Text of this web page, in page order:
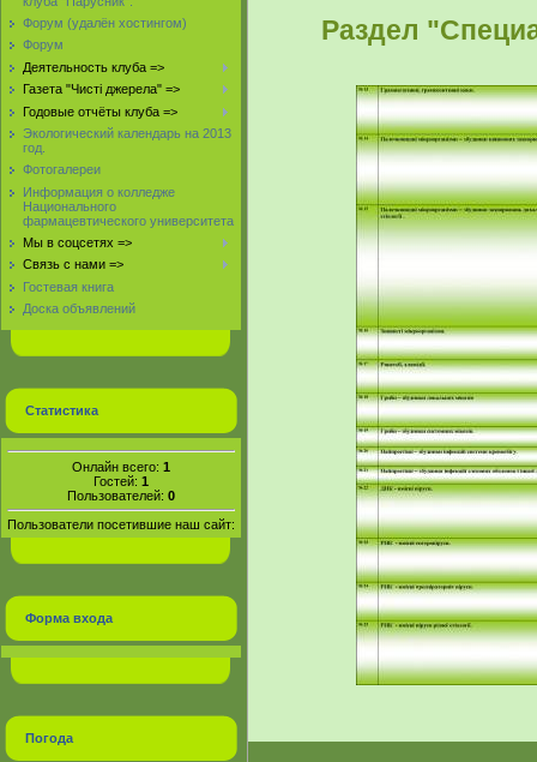
Форум (удалён хостингом)
Форум
Деятельность клуба =>
Газета "Чисті джерела" =>
Годовые отчёты клуба =>
Экологический календарь на 2013
год.
Фотогалереи
Информация о колледже
Национального
фармацевтического университета
Мы в соцсетях =>
Связь с нами =>
Гостевая книга
Доска объявлений
Статистика
Онлайн всего: 1
Гостей: 1
Пользователей: 0
Пользователи посетившие наш сайт:
Форма входа
Погода
Раздел